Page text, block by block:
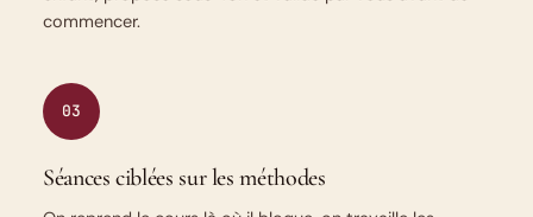
commencer.
03
Séances ciblées sur les méthodes